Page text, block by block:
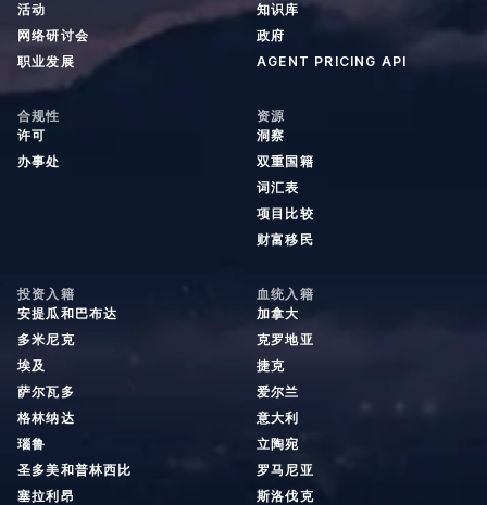
活动
网络研讨会
职业发展
知识库
政府
AGENT PRICING API
合规性
许可
办事处
资源
洞察
双重国籍
词汇表
项目比较
财富移民
投资入籍
安提瓜和巴布达
多米尼克
埃及
萨尔瓦多
格林纳达
瑙鲁
圣多美和普林西比
塞拉利昂
血统入籍
加拿大
克罗地亚
捷克
爱尔兰
意大利
立陶宛
罗马尼亚
斯洛伐克